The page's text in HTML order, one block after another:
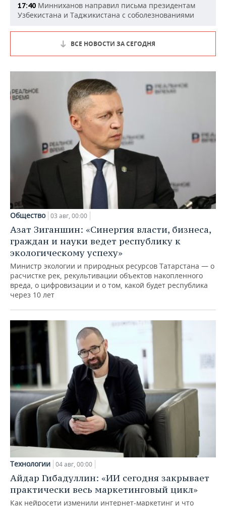
17:40 Минниханов направил письма президентам
Узбекистана и Таджикистана с соболезнованиями
ВСЕ НОВОСТИ ЗА СЕГОДНЯ
Общество 03 авг, 00:00
Азат Зиганшин: «Синергия власти, бизнеса,
граждан и науки ведет республику к
экологическому успеху»
Министр экологии и природных ресурсов Татарстана — о
расчистке рек, рекультивации объектов накопленного
вреда, о цифровизации и о том, какой будет республика
через 10 лет
Технологии 04 авг, 00:00
Айдар Гибадуллин: «ИИ сегодня закрывает
практически весь маркетинговый цикл»
Как нейросети изменили интернет-маркетинг и что